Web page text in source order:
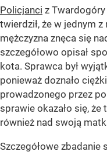
Policjanci z
twierdził, że w jednym
mężczyzna znęca się
szczegółowo opisał
kota. Sprawca był
ponieważ doznało
prowadzonego przez
sprawie okazało się, że
również nad swoją
Szczegółowe zbadanie